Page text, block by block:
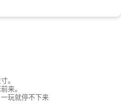
。
来。
玩就停不下来